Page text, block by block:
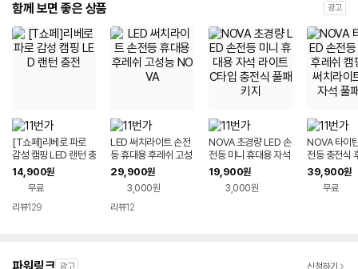
함께 보면 좋은 상품 광고
[T쇼페]리베로 파로
감성 캠핑 LED 랜턴 충
전
14,900원
무료
리뷰129
LED 써치라이트 손전
등 휴대용 후레쉬 고성
능 NOVA
29,900원
3,000원
리뷰12
NOVA 초경량 LED 손
전등 미니 휴대용 자석
라이트 C타입 충전식
풀패키지
19,900원
3,000원
NOVA 타이
전등 충전식
핑 낚시 써치
리 자석 풀패
39,900원
무료
광고 신청하기